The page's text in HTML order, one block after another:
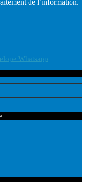
de l’information.
Whatsapp